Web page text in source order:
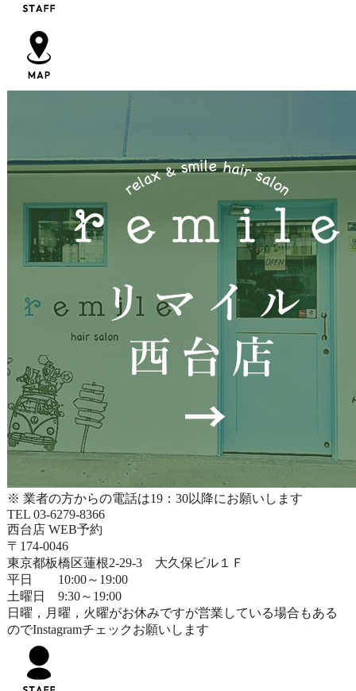
※ 業者の方からの電話は19：30以降にお願いします
TEL 03-6279-8366
西台店 WEB予約
〒174-0046
東京都板橋区蓮根2-29-3 大久保ビル１Ｆ
平日 10:00～19:00
土曜日 9:30～19:00
日曜，月曜，火曜がお休みですが営業している場合もある
のでInstagramチェックお願いします